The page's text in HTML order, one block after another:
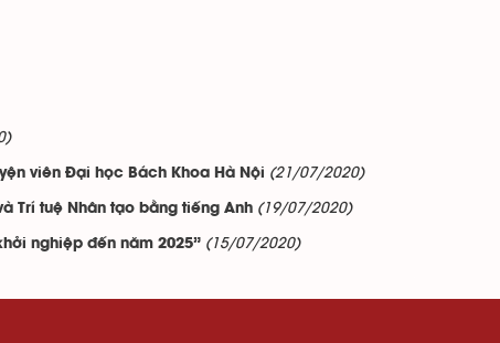
viên Đại học Bách Khoa Hà Nội (21/07/2020)
Trí tuệ Nhân tạo bằng tiếng Anh (19/07/2020)
nghiệp đến năm 2025” (15/07/2020)